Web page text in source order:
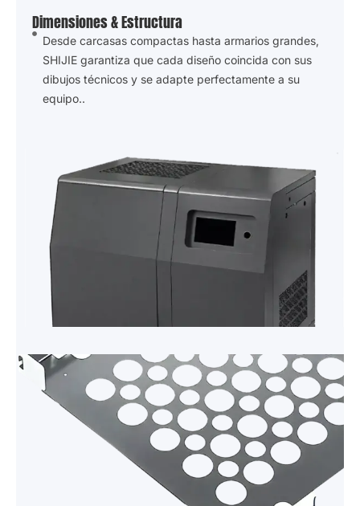
Dimensiones & Estructura
Desde carcasas compactas hasta armarios grandes,
SHIJIE garantiza que cada diseño coincida con sus
dibujos técnicos y se adapte perfectamente a su